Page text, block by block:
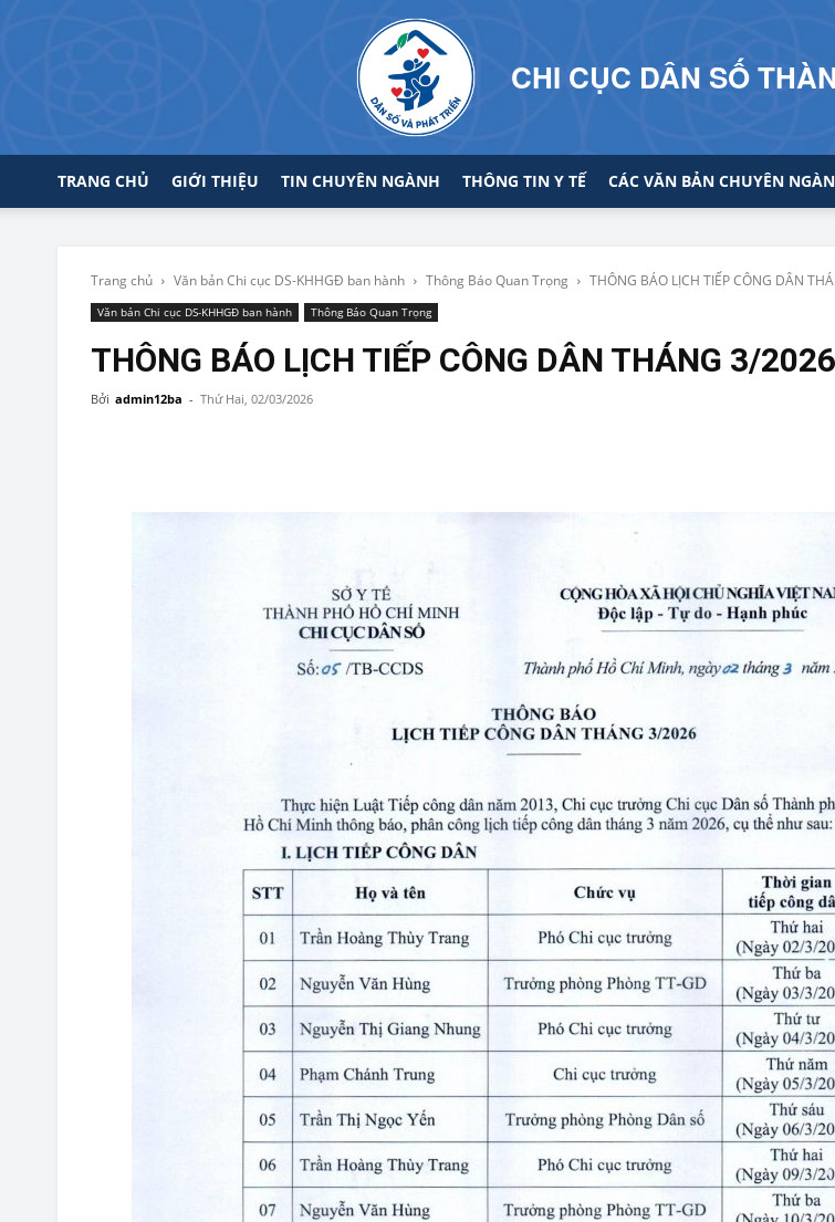
CHI CỤC DÂN SỐ
TRANG CHỦ GIỚI THIỆU TIN CHUYÊN NGÀNH THÔNG TIN Y TẾ CÁC VĂN BẢN CHUYÊN
Trang chủ Văn bản Chi cục DS-KHHGĐ ban hành Thông Báo Quan Trọng THÔNG BÁO LỊCH TIẾP CÔNG DÂN
Văn bản Chi cục DS-KHHGĐ ban hành Thông Báo Quan Trọng
THÔNG BÁO LỊCH TIẾP CÔNG DÂN THÁNG 3/2026
Bởi admin12ba - Thứ Hai, 02/03/2026